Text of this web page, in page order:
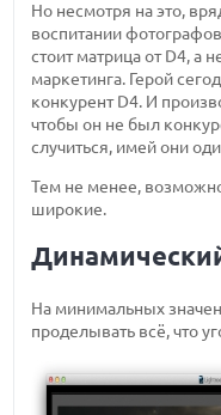
Но несмотря на это,
воспитании
стоит матрица от D4, а
маркетинга. Герой
конкурент D4. И
чтобы он не был
случиться, имей они
Тем не менее,
широкие.
На минимальных
проделывать всё, что